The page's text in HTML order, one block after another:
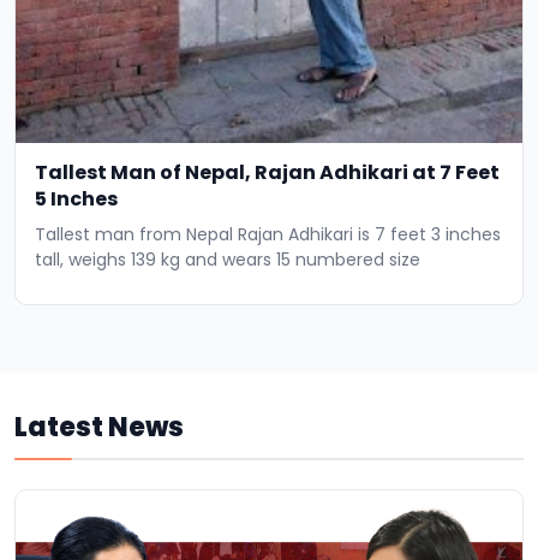
Tallest Man of Nepal, Rajan Adhikari at 7 Feet
5 Inches
Tallest man from Nepal Rajan Adhikari is 7 feet 3 inches
tall, weighs 139 kg and wears 15 numbered size
Latest News